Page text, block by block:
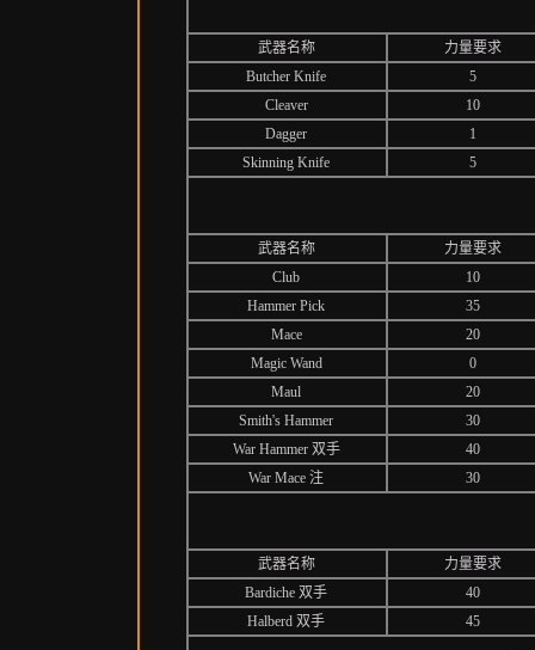
武器名称
力量要求
Butcher Knife
5
Cleaver
10
Dagger
1
Skinning Knife
5
武器名称
力量要求
Club
10
Hammer Pick
35
Mace
20
Magic Wand
0
Maul
20
Smith's Hammer
30
War Hammer 双手
40
War Mace 注
30
武器名称
力量要求
Bardiche 双手
40
Halberd 双手
45